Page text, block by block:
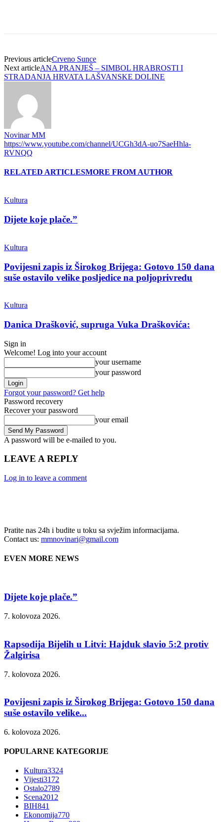
Previous articleCrveno Sunce
Next articleANA PRANJEŠ – SIMBOL HRABROSTI I
STRADANJA HRVATA LAŠVANSKE DOLINE
Novinar MM
https://www.youtube.com/channel/UCGh3dA-uo7SaeHhla-
RVNQQ
RELATED ARTICLESMORE FROM AUTHOR
Kultura
Dijete koje plače.”
Kultura
Povijesni zapis iz Širokog Brijega: Gotovo 150 dana
suše ostavilo velike posljedice na poljoprivredu
Kultura
Danica Drašković, supruga Vuka Draškovića:
Sign in
Welcome! Log into your account
your username
your password
Forgot your password? Get help
Password recovery
Recover your password
your email
A password will be e-mailed to you.
LEAVE A REPLY
Log in to leave a comment
Pratite nas 24h i budite u toku sa svježim informacijama.
Contact us: mmnovinari@gmail.com
EVEN MORE NEWS
Dijete koje plače.”
7. kolovoza 2026.
Rapsodija Bijelih u Litvi: Hajduk slavio 5:2 protiv
Žalgirisa
7. kolovoza 2026.
Povijesni zapis iz Širokog Brijega: Gotovo 150 dana
suše ostavilo velike...
6. kolovoza 2026.
POPULARNE KATEGORIJE
Kultura3324
Vijesti3172
Ostalo2789
Scena2012
BIH841
Ekonomija770